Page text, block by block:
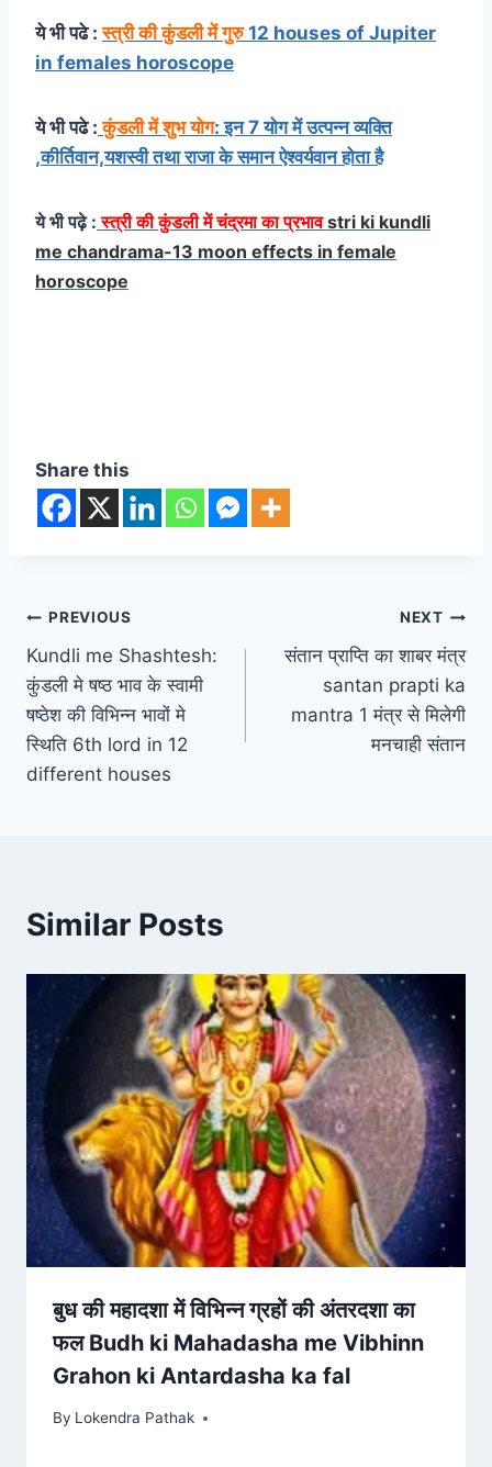
ये भी पढे :स्त्री की कुंडली में गुरु12 houses of Jupiter
in females horoscope
ये भी पढे : कुंडली में शुभ योग: इन 7 योग में उत्पन्न व्यक्ति
,कीर्तिवान,यशस्वी तथा राजा के समान ऐश्वर्यवान होता है
ये भी पढ़े : स्त्री की कुंडली में चंद्रमा का प्रभावstri ki kundli
me chandrama-13 moon effects in female
horoscope
Share this
Post
navigation
PREVIOUS
Kundli me Shashtesh:
कुंडली मे षष्ठ भाव के स्वामी
षष्ठेश की विभिन्न भावों मे
स्थिति 6th lord in 12
different houses
NEXT
संतान प्राप्ति का शाबर मंत्र
santan prapti ka
mantra 1 मंत्र से मिलेगी
मनचाही संतान
Similar Posts
बुध की महादशा में विभिन्न ग्रहों की अंतरदशा का
फल Budh ki Mahadasha me Vibhinn
Grahon ki Antardasha ka fal
By Lokendra Pathak